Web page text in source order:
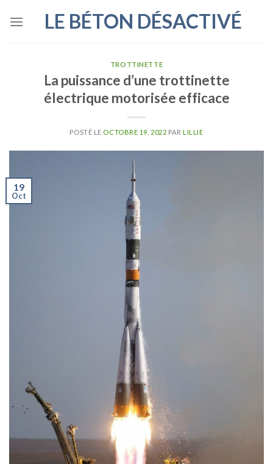
LE BÉTON DÉSACTIVÉ
TROTTINETTE
La puissance d’une trottinette
électrique motorisée efficace
POSTÉ LE OCTOBRE 19, 2022 PARLILLIE
19
Oct